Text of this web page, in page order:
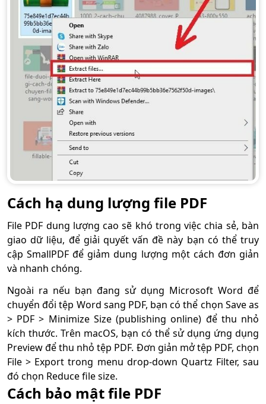
Cách hạ dung lượng file PDF
File PDF dung lượng cao sẽ khó trong việc chia sẻ, bàn
giao dữ liệu, để giải quyết vấn đề này bạn có thể truy
cập SmallPDF để giảm dung lượng một cách đơn giản
và nhanh chóng.
Ngoài ra nếu bạn đang sử dụng Microsoft Word để
chuyển đổi tệp Word sang PDF, bạn có thể chọn Save as
> PDF > Minimize Size (publishing online) để thu nhỏ
kích thước. Trên macOS, bạn có thể sử dụng ứng dụng
Preview để thu nhỏ tệp PDF. Đơn giản mở tệp PDF, chọn
File > Export trong menu drop-down Quartz Filter, sau
đó chọn Reduce file size.
Cách bảo mật file PDF